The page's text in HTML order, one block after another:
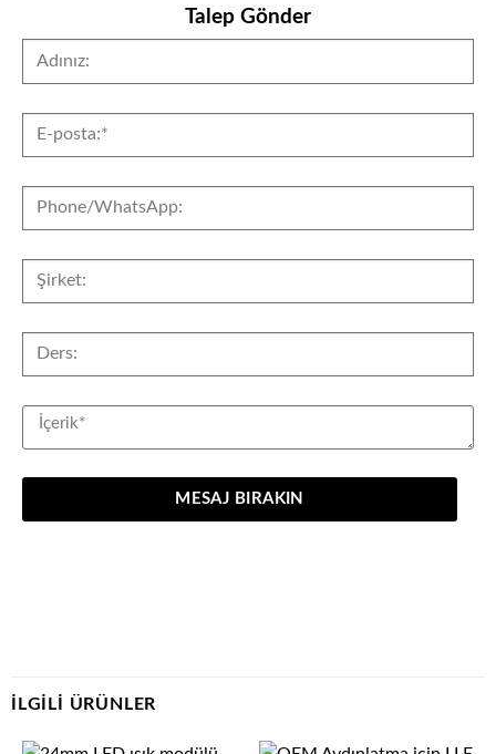
Talep Gönder
MESAJ BIRAKIN
İLGILI ÜRÜNLER